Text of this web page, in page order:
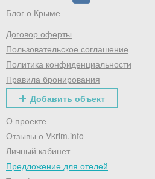
Блог о Крыме
Договор оферты
Пользовательское соглашение
Политика конфиденциальности
Правила бронирования
Добавить объект
О проекте
Отзывы о Vkrim.info
Личный кабинет
Предложение для отелей